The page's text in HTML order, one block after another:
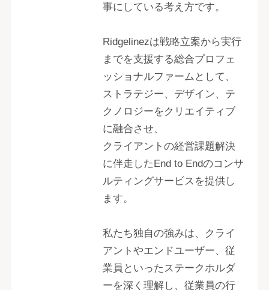
事にしている考え方です。
Ridgelinezは戦略立案から実行
までを支援する総合プロフェ
ッショナルファームとして、
ストラテジー、デザイン、テ
クノロジーをクリエイティブ
に融合させ、
クライアントの経営課題解決
に伴走したEnd to Endのコンサ
ルティングサービスを提供し
ます。
私たち独自の強みは、クライ
アントやエンドユーザー、従
業員といったステークホルダ
ーを深く理解し、従業員の行